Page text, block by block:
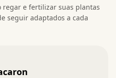
regar e fertilizar suas plantas
seguir adaptados a cada